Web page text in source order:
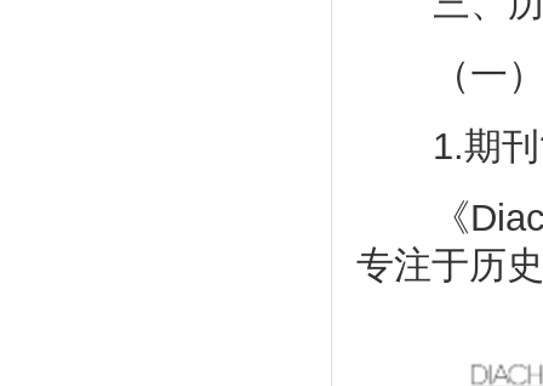
（一）
1.期刊
《
专注于历